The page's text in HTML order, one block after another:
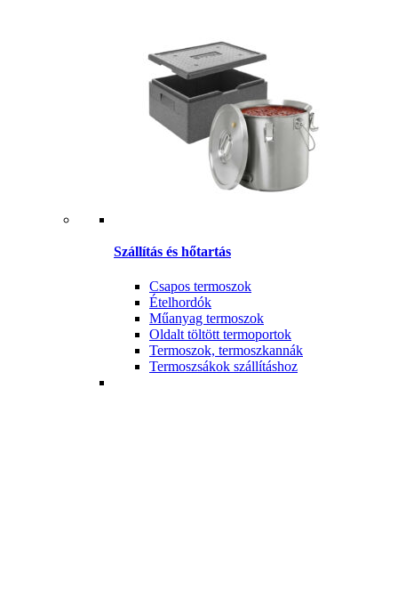
Szállítás és hőtartás
Csapos termoszok
Ételhordók
Műanyag termoszok
Oldalt töltött termoportok
Termoszok, termoszkannák
Termoszsákok szállításhoz